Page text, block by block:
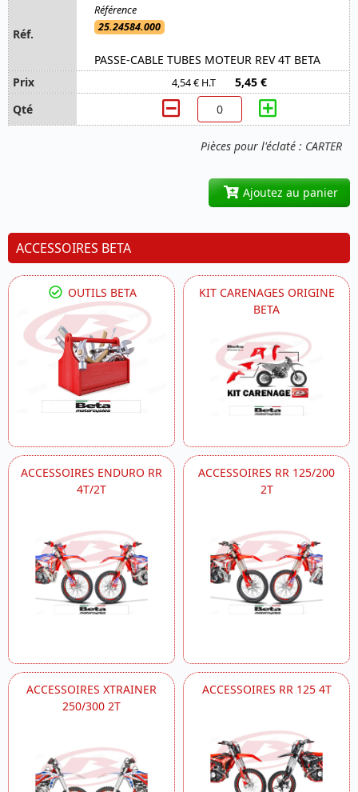
Pièces pour l'éclaté : CARTER
25.24584.000
PASSE-CABLE TUBES MOTEUR REV 4T BETA
4,54 € H.T 5,45 €
Ajoutez au panier
ACCESSOIRES BETA
OUTILS BETA
KIT CARENAGES ORIGINE
BETA
ACCESSOIRES ENDURO RR
4T/2T
ACCESSOIRES RR 125/200
2T
ACCESSOIRES XTRAINER
250/300 2T
ACCESSOIRES RR 125 4T